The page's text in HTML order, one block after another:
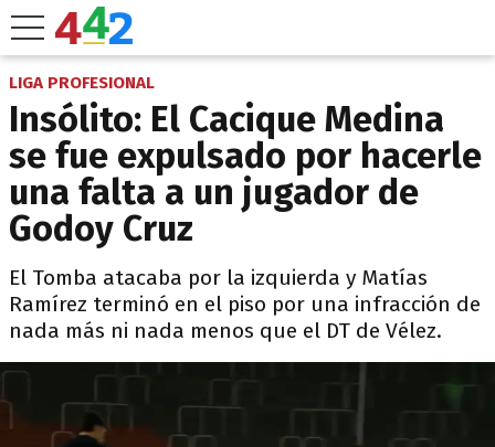
LIGA PROFESIONAL
Insólito: El Cacique Medina
se fue expulsado por hacerle
una falta a un jugador de
Godoy Cruz
El Tomba atacaba por la izquierda y Matías
Ramírez terminó en el piso por una infracción de
nada más ni nada menos que el DT de Vélez.